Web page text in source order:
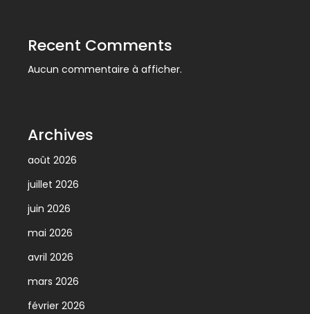
Recent Comments
Aucun commentaire à afficher.
Archives
août 2026
juillet 2026
juin 2026
mai 2026
avril 2026
mars 2026
février 2026